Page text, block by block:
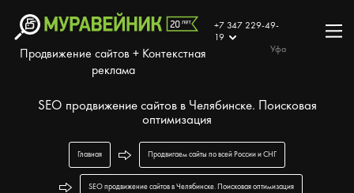
Продвижение сайтов + Контекстная
реклама
+7 347 229-49-
19
Уфа
SEO продвижение сайтов в Челябинске. Поисковая
оптимизация
Главная Продвигаем сайты по всей России и СНГ
SEO продвижение сайтов в Челябинске. Поисковая оптимизация